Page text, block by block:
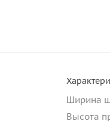
Ширина
Высота